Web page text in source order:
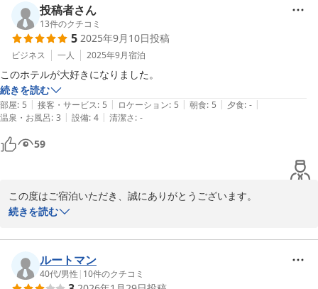
ツーリングの際に快適にお過ごしいただけるよう、施設の整備に努
めております。
次回のご利用を心よりお待ちしております。
安全なツーリングをお楽しみください。
HOTELAZ  熊本大津店 フロント
2025-10-06
投稿者さん
13件のクチコミ
5 2025年9月10日投稿
ビジネス 一人 2025年9月宿泊
このホテルが大好きになりました。
続きを読む
部屋: 5 | 接客・サービス: 5 | ロケーション: 5 | 朝食: 5 | 夕食: - |
温泉・お風呂: 3 | 設備: 4 | 清潔さ: -
59
この度はご宿泊いただき、誠にありがとうございます。
お客様にとって快適で特別な時間を提供できたことが、私たちの何
よりの喜びです。
続きを読む
ルートマン
40代/男性 | 10件のクチコミ